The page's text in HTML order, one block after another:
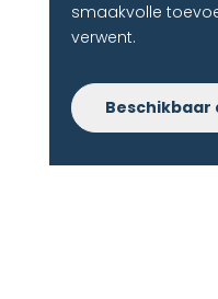
smaakvolle
verwent.
Beschikbaar